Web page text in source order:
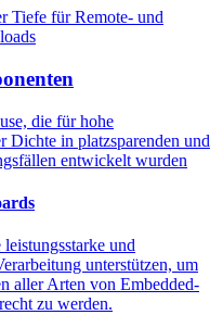
Tiefe für Remote- und
die für hohe
Dichte in platzsparenden und
entwickelt wurden
und
unterstützen, um
aller Arten von Embedded-
zu werden.